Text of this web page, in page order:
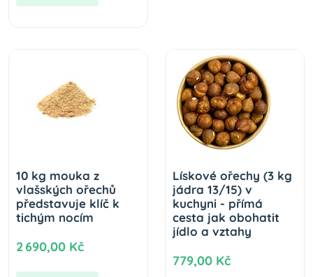
10 kg mouka z
vlašských ořechů
představuje klíč k
tichým nocím
2 690,00 Kč
Lískové ořechy (3 kg
jádra 13/15) v
kuchyni - přímá
cesta jak obohatit
jídlo a vztahy
779,00 Kč